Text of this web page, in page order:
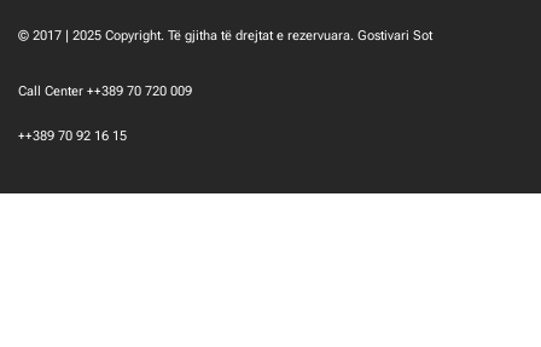
© 2017 | 2025 Copyright. Të gjitha të drejtat e rezervuara. Gostivari Sot
Call Center ++389 70 720 009
++389 70 92 16 15